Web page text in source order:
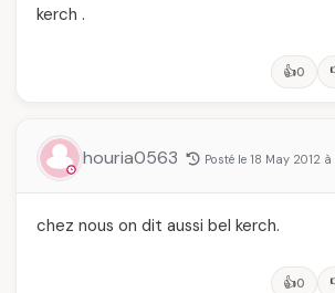
kerch .
👍0
houria0563 Posté le 18 May 2012 à
chez nous on dit aussi bel kerch.
👍0